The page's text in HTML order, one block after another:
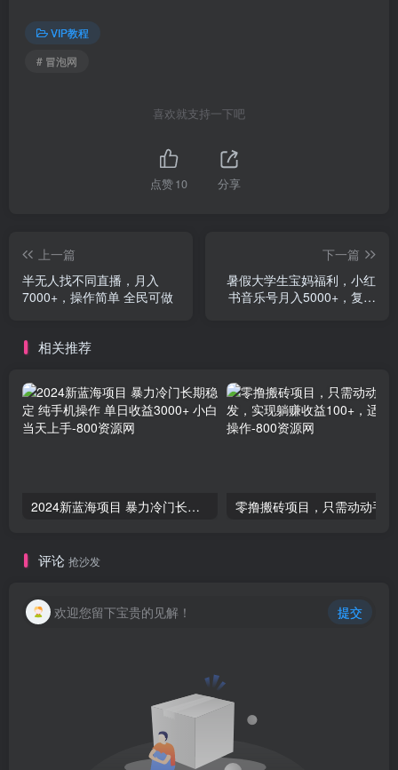
VIP教程
# 冒泡网
喜欢就支持一下吧
点赞10 分享
上一篇
半无人找不同直播，月入
7000+，操作简单 全民可做
下一篇
暑假大学生宝妈福利，小红
书音乐号月入5000+，复制
相关推荐
2024新蓝海项目 暴力冷门长期稳定 纯手机操作 单日收益3000+ 小白当天上手
评论 抢沙发
欢迎您留下宝贵的见解！ 提交